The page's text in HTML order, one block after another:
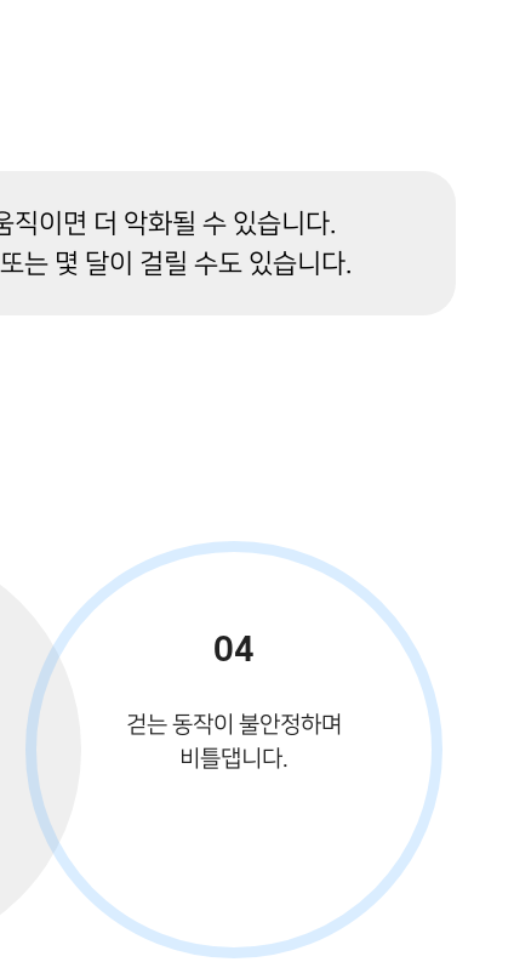
이면 더 악화될 수 있습니다.
는 몇 달이 걸릴 수도 있습니다.
04
걷는 동작이 불안정하며
비틀댑니다.